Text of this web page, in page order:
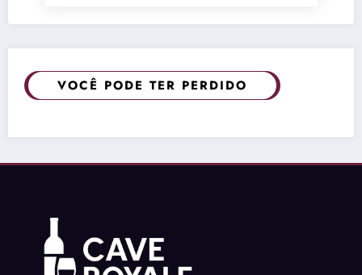
VOCÊ PODE TER PERDIDO